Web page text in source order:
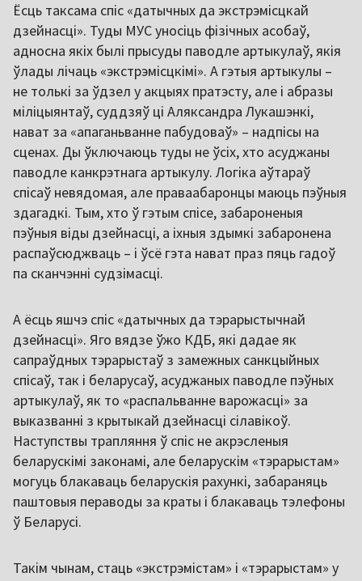
Ёсць таксама спіс «датычных да экстрэмісцкай
дзейнасці». Туды МУС уносіць фізічных асобаў,
адносна якіх былі прысуды паводле артыкулаў, якія
ўлады лічаць «экстрэмісцкімі». А гэтыя артыкулы –
не толькі за ўдзел у акцыях пратэсту, але і абразы
міліцыянтаў, суддзяў ці Аляксандра Лукашэнкі,
нават за «апаганьванне пабудоваў» – надпісы на
сценах. Ды ўключаюць туды не ўсіх, хто асуджаны
паводле канкрэтнага артыкулу. Логіка аўтараў
спісаў невядомая, але праваабаронцы маюць пэўныя
здагадкі. Тым, хто ў гэтым спісе, забароненыя
пэўныя віды дзейнасці, а іхныя здымкі забаронена
распаўсюджваць – і ўсё гэта нават праз пяць гадоў
па сканчэнні судзімасці.
А ёсць яшчэ спіс «датычных да тэрарыстычнай
дзейнасці». Яго вядзе ўжо КДБ, які дадае як
сапраўдных тэрарыстаў з замежных санкцыйных
спісаў, так і беларусаў, асуджаных паводле пэўных
артыкулаў, як то «распальванне варожасці» за
выказванні з крытыкай дзейнасці сілавікоў.
Наступствы трапляння ў спіс не акрэсленыя
беларускімі законамі, але беларускім «тэрарыстам»
могуць блакаваць беларускія рахункі, забараняць
паштовыя пераводы за краты і блакаваць тэлефоны
ў Беларусі.
Такім чынам, стаць «экстрэмістам» і «тэрарыстам» у